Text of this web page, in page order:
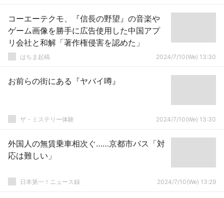
コーエーテクモ、『信長の野望』の音楽や
ゲーム画像を勝手に広告使用した中国アプ
リ会社と和解「著作権侵害を認めた」
はちま起稿 2024/7/10(We) 13:30
お前らの街にある『ヤバイ噂』
ザ・ミステリー体験 2024/7/10(We) 13:30
外国人の無賃乗車相次ぐ……京都市バス「対
応は難しい」
日本第一！ニュース録 2024/7/10(We) 13:29